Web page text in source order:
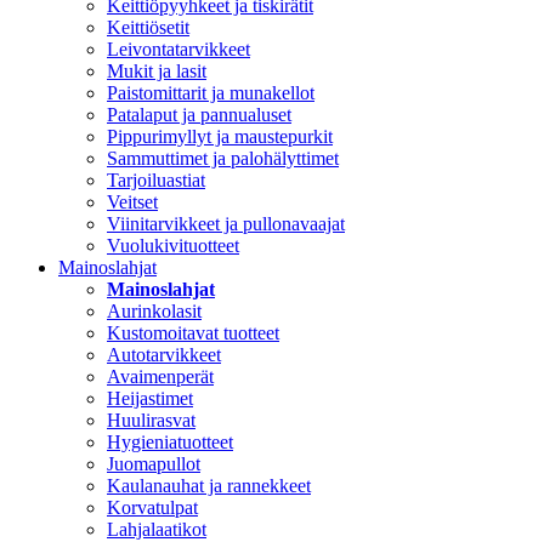
Keittiöpyyhkeet ja tiskirätit
Keittiösetit
Leivontatarvikkeet
Mukit ja lasit
Paistomittarit ja munakellot
Patalaput ja pannualuset
Pippurimyllyt ja maustepurkit
Sammuttimet ja palohälyttimet
Tarjoiluastiat
Veitset
Viinitarvikkeet ja pullonavaajat
Vuolukivituotteet
Mainoslahjat
Mainoslahjat
Aurinkolasit
Kustomoitavat tuotteet
Autotarvikkeet
Avaimenperät
Heijastimet
Huulirasvat
Hygieniatuotteet
Juomapullot
Kaulanauhat ja rannekkeet
Korvatulpat
Lahjalaatikot